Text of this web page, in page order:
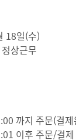
18일(수)
상근무
까지 주문(결
이후 주문/결